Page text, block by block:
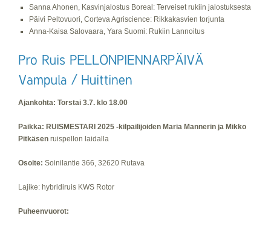
Sanna Ahonen, Kasvinjalostus Boreal: Terveiset rukiin jalostuksesta
Päivi Peltovuori, Corteva Agriscience: Rikkakasvien torjunta
Anna-Kaisa Salovaara, Yara Suomi: Rukiin Lannoitus
Ajankohta: Torstai 3.7. klo 18.00
Paikka: RUISMESTARI 2025 -kilpailijoiden Maria Mannerin ja Mikko
Pitkäsen ruispellon laidalla
Osoite: Soinilantie 366, 32620 Rutava
Lajike: hybridiruis KWS Rotor
Puheenvuorot: